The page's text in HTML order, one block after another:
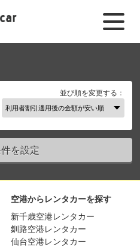
並び順を変更する：
を設定
空港からレンタカーを探す
新千歳空港レンタカー
釧路空港レンタカー
仙台空港レンタカー